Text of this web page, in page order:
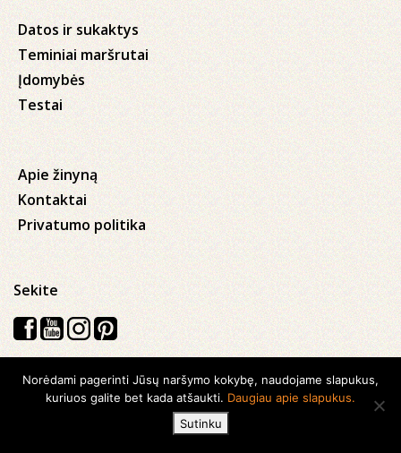
Datos ir sukaktys
Teminiai maršrutai
Įdomybės
Testai
Apie žinyną
Kontaktai
Privatumo politika
Sekite
Visos teisės saugomos © 2026 Kauno apskrities viešoji Ąžuolyno
biblioteka
Norėdami pagerinti Jūsų naršymo kokybę, naudojame slapukus,
kuriuos galite bet kada atšaukti. Daugiau apie slapukus.
Sutinku